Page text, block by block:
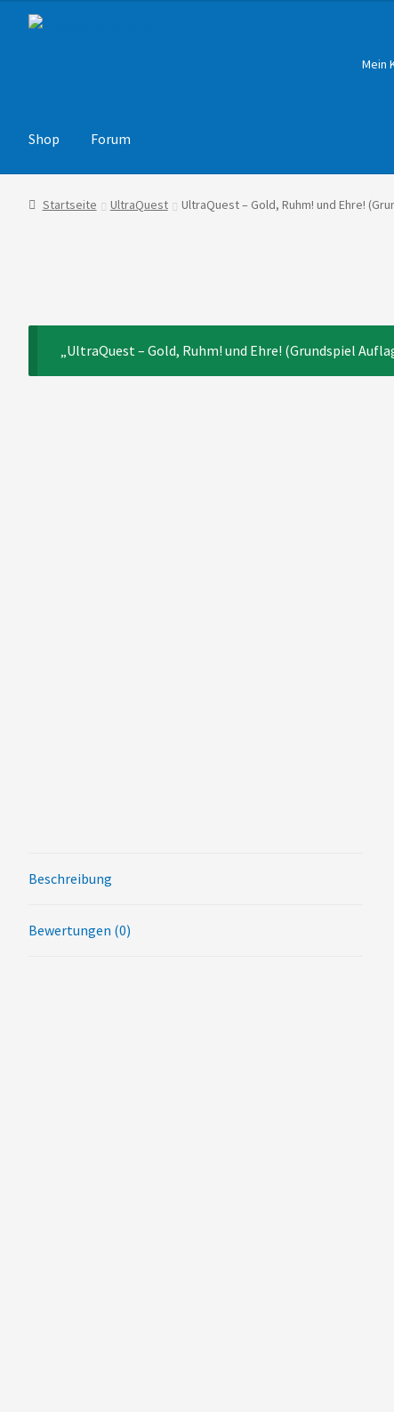
Zur
Zum
Mein
Shop Forum
Startseite UltraQuest UltraQuest – Gold, Ruhm! und Ehre!
„UltraQuest – Gold, Ruhm! und Ehre! (Grundspiel
Beschreibung
Bewertungen (0)